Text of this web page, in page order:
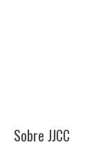
Sobre JJCC